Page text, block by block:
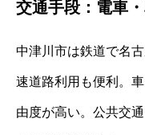
交通手段：電車
中津川市は鉄道で名
速道路利用も便利。
由度が高い。公共交